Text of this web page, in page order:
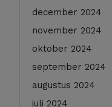
december 2024
november 2024
oktober 2024
september 2024
augustus 2024
juli 2024